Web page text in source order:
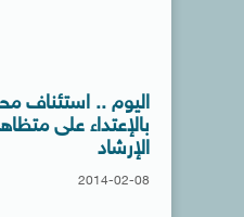
بالإعتداء على
الإرشاد
2014-02-08